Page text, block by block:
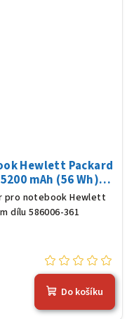
Hewlett Packard
mAh (56 Wh),
pro notebook Hewlett
dílu 586006-361
Do košíku